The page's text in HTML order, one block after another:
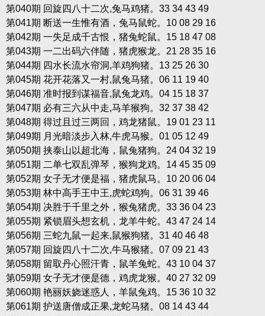
第040期 回旋四八十二次,兔马鸡猪。33 34 43 49
第041期 断送一生惟有酒，兔马鼠蛇。10 08 29 16
第042期 一失足成千古恨，猪兔蛇鼠。15 18 47 08
第043期 一二出码六伴随，猪虎猴龙。21 28 35 16
第044期 四水长流水帘洞,羊鸡狗猪。13 25 26 30
第045期 花开花落又一村,鼠兔马猪。06 11 19 40
第046期 准时报到谋福音,鼠兔龙鸡。04 15 18 37
第047期 必有三六从中走,马羊猴狗。32 37 38 42
第048期 得过且过三两回，鸡龙猪鼠。19 01 23 11
第049期 月光暗淡步入林,牛虎马猴。01 05 12 49
第050期 挟泰山以超北海，鼠兔猪狗。24 04 32 19
第051期 二单七双乱弹琴，猴狗龙鸡。14 45 35 09
第052期 女子无才便是福，猪虎鼠马。10 20 06 04
第053期 林中高手王中王,虎蛇鸡狗。06 31 39 46
第054期 决胜于千里之外，猴兔猪虎。33 36 04 23
第055期 紧锁眉头想玄机，龙羊牛蛇。43 47 24 14
第056期 三蛇九鼠一起来,鼠猴狗猪。31 40 46 48
第057期 回旋四八十二次,牛马猴猪。07 09 21 43
第058期 留取丹心照汗青，鼠羊兔蛇。43 10 04 37
第059期 女子无才便是德，鸡虎龙猴。40 27 32 09
第060期 艳丽妖娆迷惑人，羊鼠兔鸡。15 36 10 32
第061期 护送唐僧成正果,龙蛇马猪。08 14 43 44